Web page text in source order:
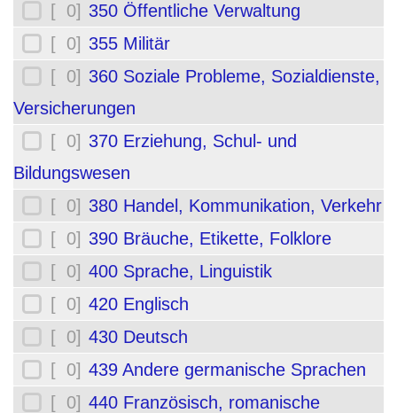
[ 0] 350 Öffentliche Verwaltung
[ 0] 355 Militär
[ 0] 360 Soziale Probleme, Sozialdienste,
Versicherungen
[ 0] 370 Erziehung, Schul- und
Bildungswesen
[ 0] 380 Handel, Kommunikation, Verkehr
[ 0] 390 Bräuche, Etikette, Folklore
[ 0] 400 Sprache, Linguistik
[ 0] 420 Englisch
[ 0] 430 Deutsch
[ 0] 439 Andere germanische Sprachen
[ 0] 440 Französisch, romanische